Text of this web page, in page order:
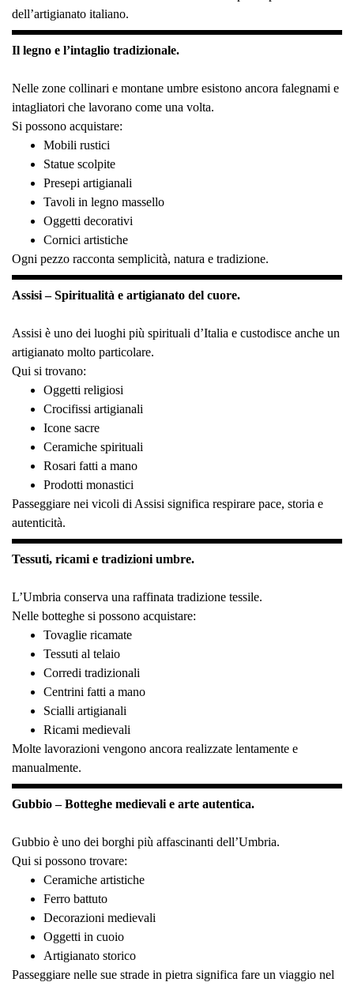
dell’artigianato italiano.
Il legno e l’intaglio tradizionale.
Nelle zone collinari e montane umbre esistono ancora falegnami e
intagliatori che lavorano come una volta.
Si possono acquistare:
Mobili rustici
Statue scolpite
Presepi artigianali
Tavoli in legno massello
Oggetti decorativi
Cornici artistiche
Ogni pezzo racconta semplicità, natura e tradizione.
Assisi – Spiritualità e artigianato del cuore.
Assisi è uno dei luoghi più spirituali d’Italia e custodisce anche un
artigianato molto particolare.
Qui si trovano:
Oggetti religiosi
Crocifissi artigianali
Icone sacre
Ceramiche spirituali
Rosari fatti a mano
Prodotti monastici
Passeggiare nei vicoli di Assisi significa respirare pace, storia e
autenticità.
Tessuti, ricami e tradizioni umbre.
L’Umbria conserva una raffinata tradizione tessile.
Nelle botteghe si possono acquistare:
Tovaglie ricamate
Tessuti al telaio
Corredi tradizionali
Centrini fatti a mano
Scialli artigianali
Ricami medievali
Molte lavorazioni vengono ancora realizzate lentamente e
manualmente.
Gubbio – Botteghe medievali e arte autentica.
Gubbio è uno dei borghi più affascinanti dell’Umbria.
Qui si possono trovare:
Ceramiche artistiche
Ferro battuto
Decorazioni medievali
Oggetti in cuoio
Artigianato storico
Passeggiare nelle sue strade in pietra significa fare un viaggio nel